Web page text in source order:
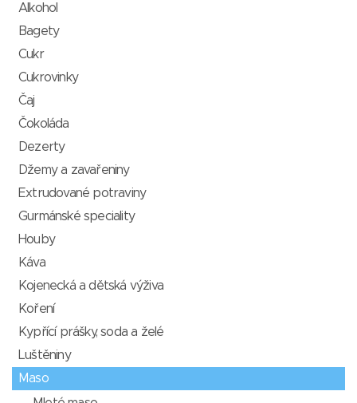
Alkohol
Bagety
Cukr
Cukrovinky
Čaj
Čokoláda
Dezerty
Džemy a zavařeniny
Extrudované potraviny
Gurmánské speciality
Houby
Káva
Kojenecká a dětská výživa
Koření
Kypřící prášky, soda a želé
Luštěniny
Maso